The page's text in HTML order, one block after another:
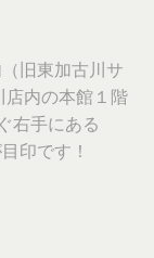
旧東加古川サ
店内の本館１階
右手にある
印です！